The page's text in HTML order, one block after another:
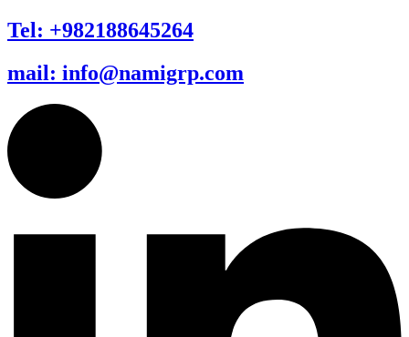
Tel: +982188645264
mail: info@namigrp.com